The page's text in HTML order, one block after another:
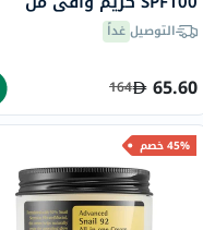
الشمس خفيف 40 مل
التوصيلغداً
65.60
164
45% خصم